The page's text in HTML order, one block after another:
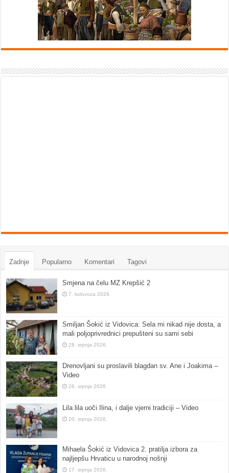
Zadnje Popularno Komentari Tagovi
Smjena na čelu MZ Krepšić 2
7. kolovoza 2026.
Smiljan Šokić iz Vidovica: Sela mi nikad nije dosta, a
mali poljoprivrednici prepušteni su sami sebi
28. srpnja 2026.
Drenovljani su proslavili blagdan sv. Ane i Joakima –
Video
26. srpnja 2026.
Lila lila uoči Ilina, i dalje vjerni tradiciji – Video
20. srpnja 2026.
Mihaela Šokić iz Vidovica 2. pratilja izbora za
najljepšu Hrvaticu u narodnoj nošnji
17. srpnja 2026.